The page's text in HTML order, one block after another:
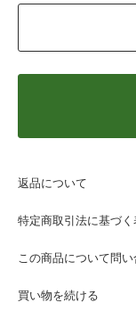
返品について
特定商取引法に基づく
この商品について問い
買い物を続ける